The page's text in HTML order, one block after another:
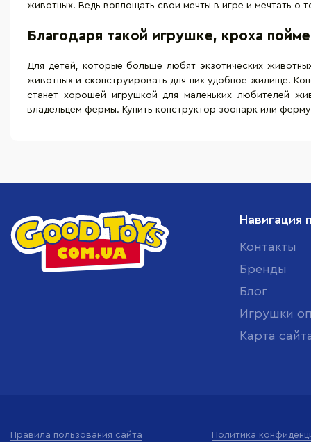
животных. Ведь воплощать свои мечты в игре и мечтать о
Благодаря такой игрушке, кроха
Для детей, которые больше любят экзотических
животных и сконструировать для них удобное жилище.
станет хорошей игрушкой для маленьких любителей
владельцем фермы. Купить конструктор зоопарк или
Навигация
Контакты
Бренды
Блог
Игрушки
Карта
Правила пользования сайта Политика